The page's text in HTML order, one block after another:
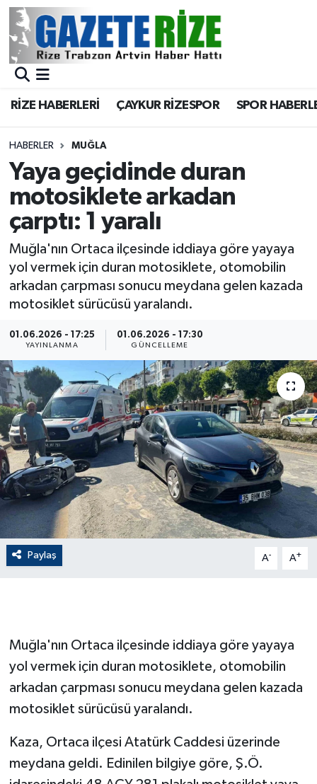
RİZE HABERLERİ ÇAYKUR RİZESPOR SPOR
HABERLER MUĞLA
Yaya geçidinde duran
motosiklete arkadan
çarptı: 1 yaralı
Muğla'nın Ortaca ilçesinde iddiaya göre yayaya
yol vermek için duran motosiklete, otomobilin
arkadan çarpması sonucu meydana gelen kazada
motosiklet sürücüsü yaralandı.
01.06.2026 - 17:25
YAYINLANMA
01.06.2026 - 17:30
GÜNCELLEME
Paylaş A- A+
Muğla'nın Ortaca ilçesinde iddiaya göre yayaya
yol vermek için duran motosiklete, otomobilin
arkadan çarpması sonucu meydana gelen kazada
motosiklet sürücüsü yaralandı.
Kaza, Ortaca ilçesi Atatürk Caddesi üzerinde
meydana geldi. Edinilen bilgiye göre, Ş.Ö.
BÖLGEMİZ
Asayiş
Rize Jandarma Komutanlığı
Bilim Teknoloji
Bölge
Advertising news
Canlı Maç
ÇEVRE
Dış Haberler
Dünya
EĞİTİM
EKONOMİ
English News
Finans
GENEL
GÜNDEM
Güvenlik
Merkez Nöbetçi Eczaneler
Merkez Trafik Yoğunluk Haritası
Süper Lig Puan Durumu ve Fikstür
Tüm Manşetler
Son Dakika Haberleri
Haber Arşivi